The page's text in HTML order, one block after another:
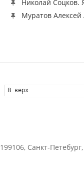
Николай Соцков.
Муратов
В верх
199106, Санкт-